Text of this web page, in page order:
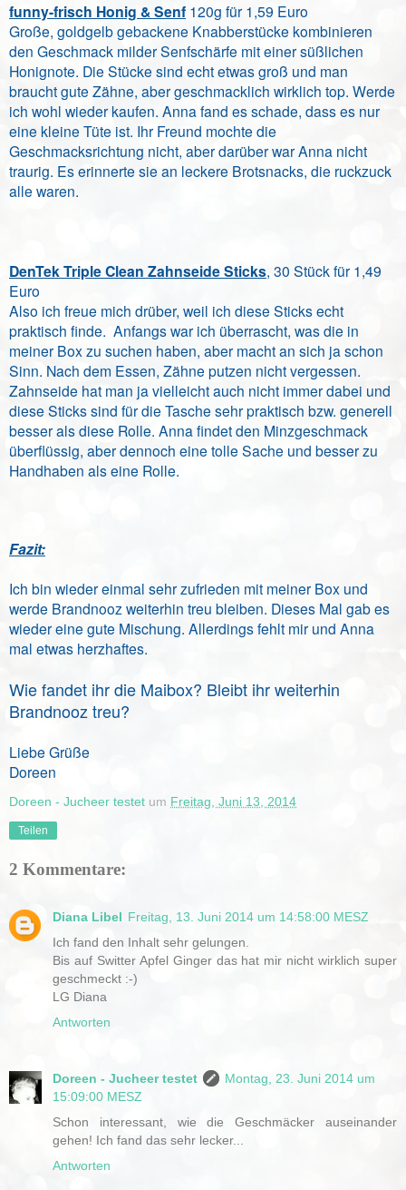
funny-frisch Honig & Senf 120g für 1,59 Euro
Große, goldgelb gebackene Knabberstücke kombinieren
den Geschmack milder Senfschärfe mit einer süßlichen
Honignote. Die Stücke sind echt etwas groß und man
braucht gute Zähne, aber geschmacklich wirklich top. Werde
ich wohl wieder kaufen. Anna fand es schade, dass es nur
eine kleine Tüte ist. Ihr Freund mochte die
Geschmacksrichtung nicht, aber darüber war Anna nicht
traurig. Es erinnerte sie an leckere Brotsnacks, die ruckzuck
alle waren.
DenTek Triple Clean Zahnseide Sticks, 30 Stück für 1,49
Euro
Also ich freue mich drüber, weil ich diese Sticks echt
praktisch finde. Anfangs war ich überrascht, was die in
meiner Box zu suchen haben, aber macht an sich ja schon
Sinn. Nach dem Essen, Zähne putzen nicht vergessen.
Zahnseide hat man ja vielleicht auch nicht immer dabei und
diese Sticks sind für die Tasche sehr praktisch bzw. generell
besser als diese Rolle. Anna findet den Minzgeschmack
überflüssig, aber dennoch eine tolle Sache und besser zu
Handhaben als eine Rolle.
Fazit:
Ich bin wieder einmal sehr zufrieden mit meiner Box und
werde Brandnooz weiterhin treu bleiben. Dieses Mal gab es
wieder eine gute Mischung. Allerdings fehlt mir und Anna
mal etwas herzhaftes.
Wie fandet ihr die Maibox? Bleibt ihr weiterhin
Brandnooz treu?
Liebe Grüße
Doreen
Doreen - Jucheer testet um Freitag, Juni 13, 2014
Teilen
2 Kommentare:
Diana Libel Freitag, 13. Juni 2014 um 14:58:00 MESZ
Ich fand den Inhalt sehr gelungen.
Bis auf Switter Apfel Ginger das hat mir nicht wirklich super
geschmeckt :-)
LG Diana
Antworten
Doreen - Jucheer testet
Montag, 23. Juni 2014 um
15:09:00 MESZ
Schon interessant, wie die Geschmäcker auseinander
gehen! Ich fand das sehr lecker...
Antworten